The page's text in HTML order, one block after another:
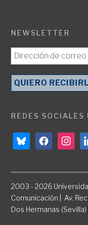
NEWSLETTER
REDES SOCIALES
blueskyfacebook
2003 - 2026
Comunicación | Av.
Dos Hermanas (Sevilla)